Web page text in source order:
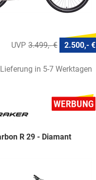
3.499,- € 2.500,- €
in 5-7 Werktagen
R 29 - Diamant